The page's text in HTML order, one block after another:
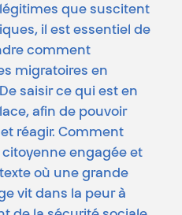
que suscitent
il est essentiel de
comment
migratoires en
saisir ce qui est en
afin de pouvoir
réagir. Comment
engagée et
où une grande
vit dans la peur à